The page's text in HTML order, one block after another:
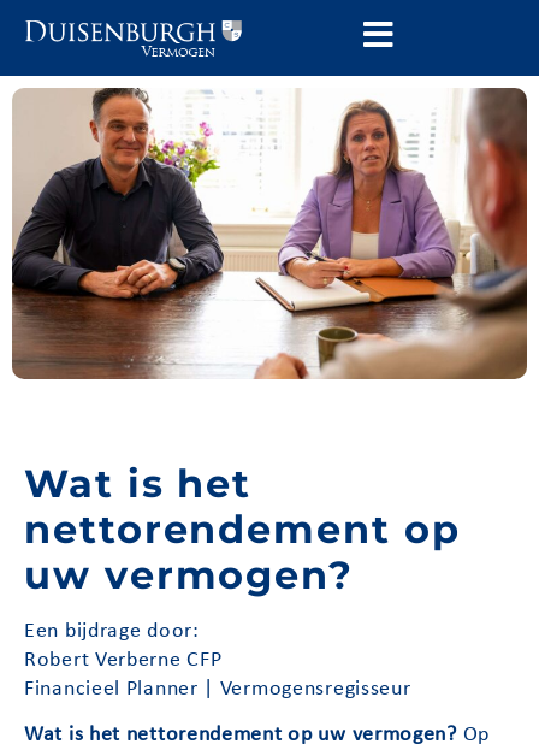
Wat is het
nettorendement op
uw vermogen?
Een bijdrage door:
Robert Verberne CFP
Financieel Planner | Vermogensregisseur
Wat is het nettorendement op uw vermogen?Op